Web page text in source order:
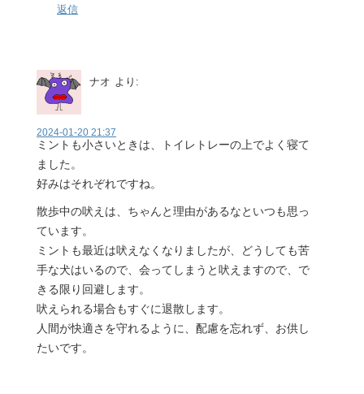
返信
ナオ より:
2024-01-20 21:37
ミントも小さいときは、トイレトレーの上でよく寝て
ました。
好みはそれぞれですね。
散歩中の吠えは、ちゃんと理由があるなといつも思っ
ています。
ミントも最近は吠えなくなりましたが、どうしても苦
手な犬はいるので、会ってしまうと吠えますので、で
きる限り回避します。
吠えられる場合もすぐに退散します。
人間が快適さを守れるように、配慮を忘れず、お供し
たいです。